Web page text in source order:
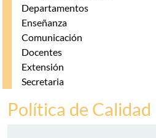
Departamentos
Enseñanza
Comunicación
Docentes
Extensión
Secretaria
Política de Calidad